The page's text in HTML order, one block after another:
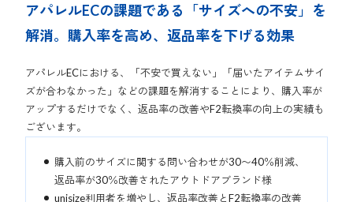
アパレルECの課題である「サイズへの不安」を
解消。購入率を高め、返品率を下げる効果
アパレルECにおける、「不安で買えない」「届いたアイテムサイ
ズが合わなかった」などの課題を解消することにより、購入率が
アップするだけでなく、返品率の改善やF2転換率の向上の実績も
ございます。
購入前のサイズに関する問い合わせが30〜40％削減、
返品率が30％改善されたアウトドアブランド様
unisize利用者を増やし、返品率改善とF2転換率の改善